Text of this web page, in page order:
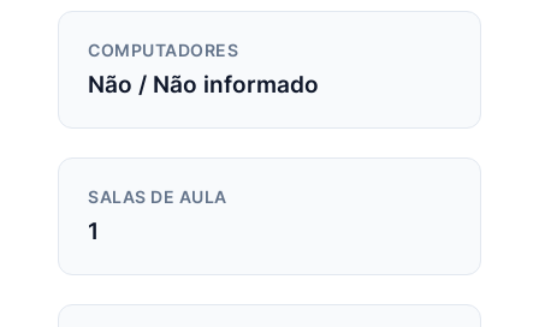
COMPUTADORES
Não / Não informado
SALAS DE AULA
1